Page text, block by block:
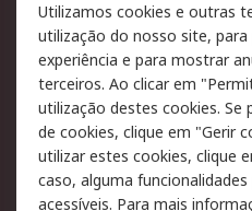
Pagamento e
faturação
Legal
Aviso legal
Política de privacidade
- Atualizada
Utilizamos cookies e outras
utilização do nosso site, para
experiência e para mostrar
terceiros. Ao clicar em
utilização destes cookies. Se
de cookies, clique em "Gerir
utilizar estes cookies, clique
caso, alguma
acessíveis. Para mais